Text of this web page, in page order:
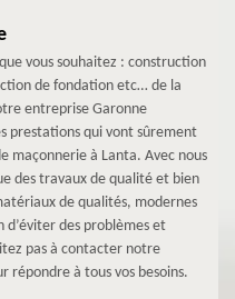
vous souhaitez : construction
de fondation etc… de la
entreprise Garonne
prestations qui vont sûrement
maçonnerie à Lanta. Avec nous
des travaux de qualité et bien
de qualités, modernes
des problèmes et
pas à contacter notre
répondre à tous vos besoins.